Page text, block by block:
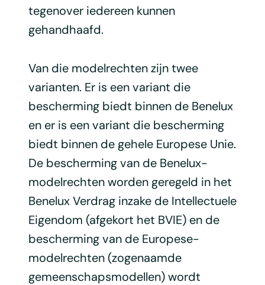
tegenover iedereen kunnen
gehandhaafd.
Van die modelrechten zijn twee
varianten. Er is een variant die
bescherming biedt binnen de Benelux
en er is een variant die bescherming
biedt binnen de gehele Europese Unie.
De bescherming van de Benelux-
modelrechten worden geregeld in het
Benelux Verdrag inzake de Intellectuele
Eigendom (afgekort het BVIE) en de
bescherming van de Europese-
modelrechten (zogenaamde
gemeenschapsmodellen) wordt